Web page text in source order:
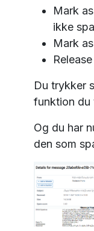
Mark
ikke
Mark
Du trykker
funktion du
Og du har
den som